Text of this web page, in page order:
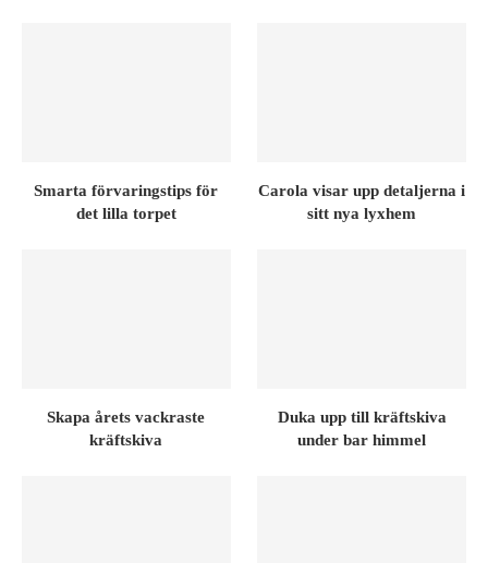
Smarta förvaringstips för
det lilla torpet
Carola visar upp detaljerna i
sitt nya lyxhem
Skapa årets vackraste
kräftskiva
Duka upp till kräftskiva
under bar himmel